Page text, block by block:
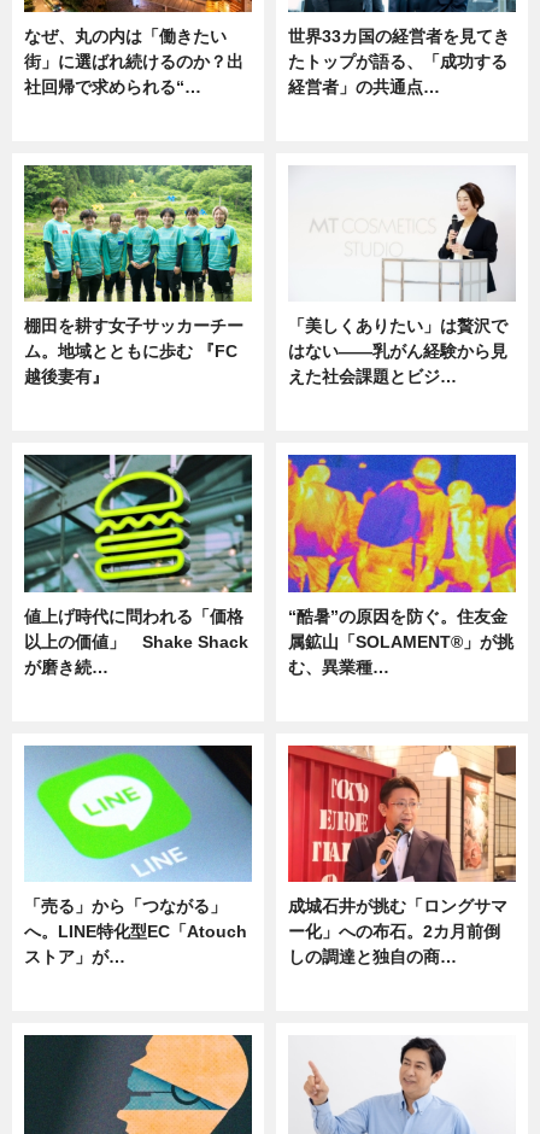
なぜ、丸の内は「働きたい
街」に選ばれ続けるのか？出
社回帰で求められる“…
世界33カ国の経営者を見てき
たトップが語る、「成功する
経営者」の共通点…
棚田を耕す女子サッカーチー
ム。地域とともに歩む 『FC
越後妻有』
「美しくありたい」は贅沢で
はない――乳がん経験から見
えた社会課題とビジ…
値上げ時代に問われる「価格
以上の価値」 Shake Shack
が磨き続…
“酷暑”の原因を防ぐ。住友金
属鉱山「SOLAMENT®」が挑
む、異業種…
「売る」から「つながる」
へ。LINE特化型EC「Atouch
ストア」が…
成城石井が挑む「ロングサマ
ー化」への布石。2カ月前倒
しの調達と独自の商…